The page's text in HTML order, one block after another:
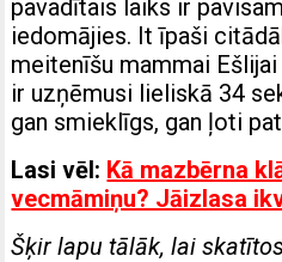
pavadītais laiks ir
iedomājies. It īpaši
meitenīšu mammai
ir uzņēmusi lieliskā 34
gan smieklīgs, gan ļoti
Lasi vēl: Kā mazbērna
vecmāmiņu? Jāizlasa
Šķir lapu tālāk, lai